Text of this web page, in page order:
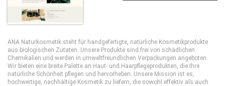
ANA Naturkosmetik steht für handgefertigte, natürliche Kosmetikprodukte
aus biologischen Zutaten. Unsere Produkte sind frei von schädlichen
Chemikalien und werden in umweltfreundlichen Verpackungen angeboten.
Wir bieten eine breite Palette an Haut- und Haarpflegeprodukten, die Ihre
natürliche Schönheit pflegen und hervorheben. Unsere Mission ist es,
hochwertige, nachhaltige Kosmetik zu liefern, die sowohl effektiv als auch